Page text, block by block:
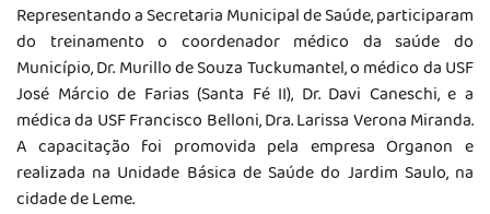
Representando a Secretaria Municipal de Saúde, participaram
do treinamento o coordenador médico da saúde do
Município, Dr. Murillo de Souza Tuckumantel, o médico da USF
José Márcio de Farias (Santa Fé II), Dr. Davi Caneschi, e a
médica da USF Francisco Belloni, Dra. Larissa Verona Miranda.
A capacitação foi promovida pela empresa Organon e
realizada na Unidade Básica de Saúde do Jardim Saulo, na
cidade de Leme.